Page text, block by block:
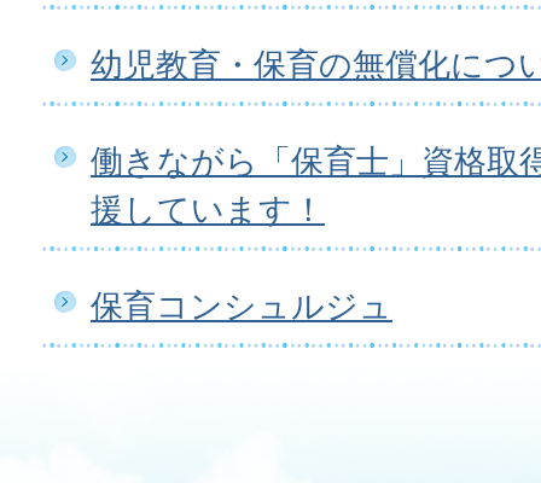
幼児教育・保育の無償化につ
働きながら「保育士」資格取
援しています！
保育コンシュルジュ